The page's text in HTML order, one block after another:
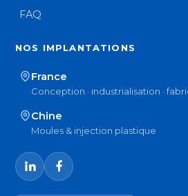
FAQ
NOS IMPLANTATIONS
France
Conception · industrialisation ·
Chine
Moules & injection plastique